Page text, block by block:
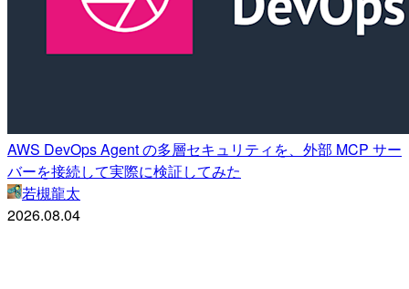
AWS DevOps Agent の多層セキュリティを、外部 MCP サー
バーを接続して実際に検証してみた
若槻龍太
2026.08.04